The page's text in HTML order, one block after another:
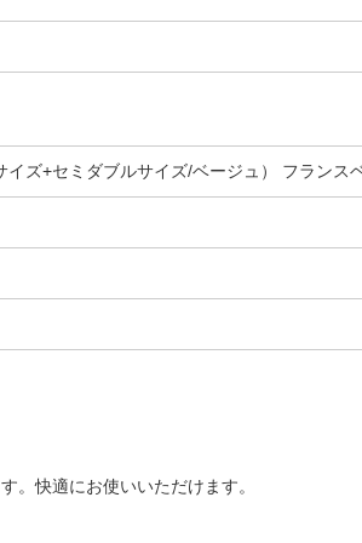
イズ+セミダブルサイズ/ベージュ） フランス
。快適にお使いいただけます。